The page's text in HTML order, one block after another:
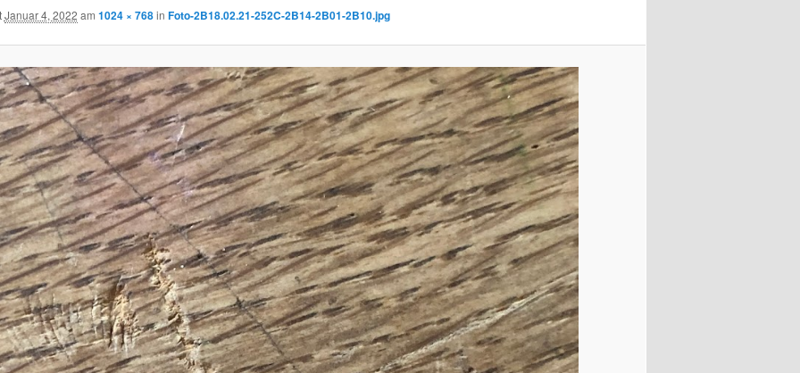
Januar 4, 2022 am 1024 × 768in Foto-2B18.02.21-252C-2B14-2B01-2B10.jpg